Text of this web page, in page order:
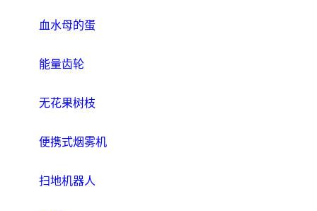
血水母的蛋
能量齿轮
无花果树枝
便携式烟雾机
扫地机器人